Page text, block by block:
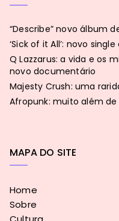
“Describe” novo álbum
‘Sick of it All’: novo
Q Lazzarus: a vida e os
novo documentário
Majesty Crush: uma
Afropunk: muito além
MAPA DO SITE
Home
Sobre